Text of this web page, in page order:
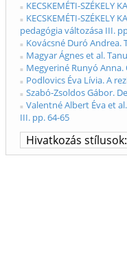
KECSKEMÉTI-
KECSKEMÉTI-
pedagógia változása III.
Kovácsné Duró Andrea.
Magyar Ágnes et al.
Megyeriné Runyó
Podlovics Éva Lívia. A
Szabó-Zsoldos Gábor.
Valentné Albert Éva et
III. pp. 64-65
Hivatkozás stílusok: